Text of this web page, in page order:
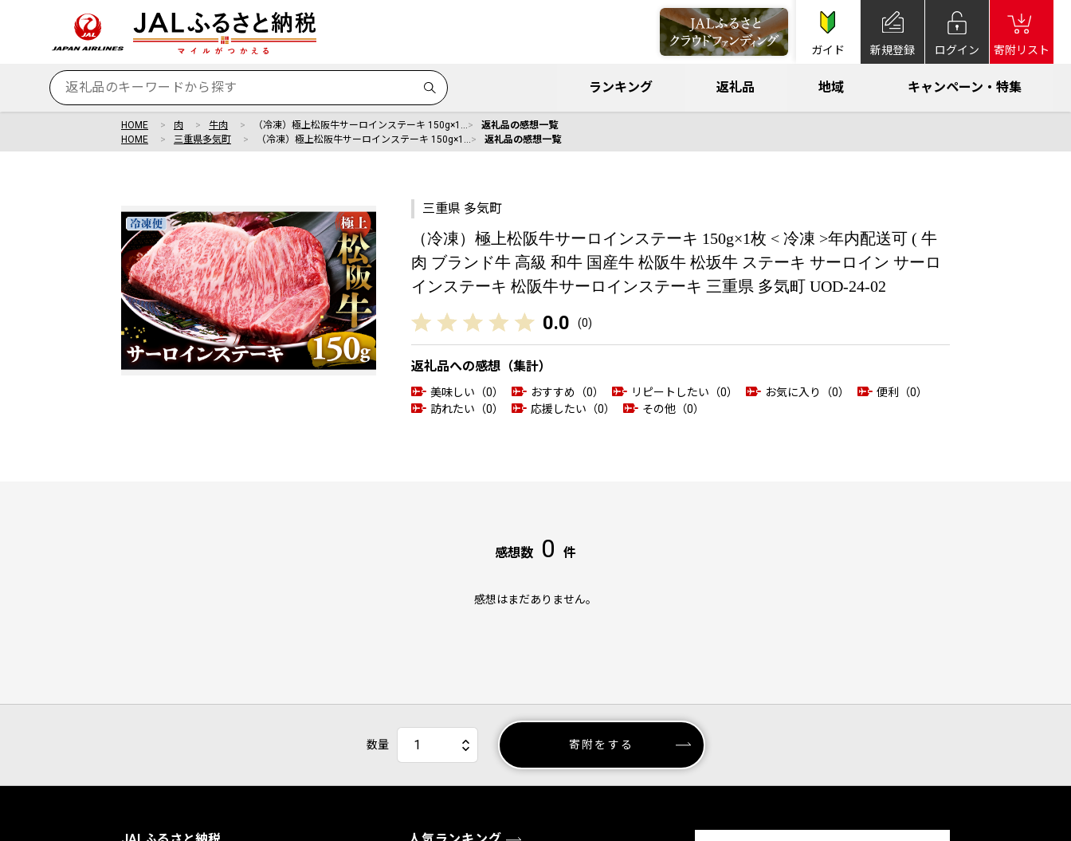
ガイド 新規登録 ログイン 寄附リスト
ランキング 返礼品 地域 キャンペーン・特集
HOME 肉 牛肉 （冷凍）極上松阪牛サーロインステーキ 150g×1…
返礼品の感想一覧
HOME
三重県多気町 （冷凍）極上松阪牛サーロインステーキ 150g×1… 返礼品の感想一覧
三重県 多気町
（冷凍）極上松阪牛サーロインステーキ 150g×1枚 < 冷凍 >年内配送可 ( 牛
肉 ブランド牛 高級 和牛 国産牛 松阪牛 松坂牛 ステーキ サーロイン サーロ
インステーキ 松阪牛サーロインステーキ 三重県 多気町 UOD-24-02
0.0 (0)
返礼品への感想（集計）
美味しい（0） おすすめ（0） リピートしたい（0） お気に入り（0）
便利（0）
訪れたい（0）
応援したい（0） その他（0）
感想数 0 件
感想はまだありません。
数量 寄附をする